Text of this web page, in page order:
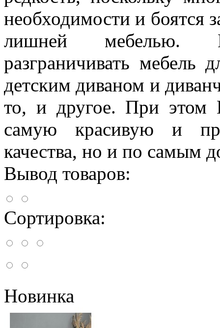
необходимости и боятся
лишней мебелью.
разграничивать
детским диваном и
то, и другое. При этом
самую красивую и
качества, но и по самым
Вывод товаров:
Сортировка:
Новинка